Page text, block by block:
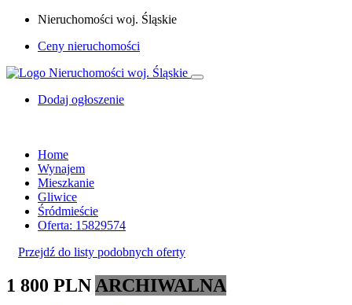
Nieruchomości woj. Śląskie
Ceny nieruchomości
Dodaj ogłoszenie
Home
Wynajem
Mieszkanie
Gliwice
Śródmieście
Oferta: 15829574
Przejdź do listy podobnych oferty
1 800 PLN ARCHIWALNA